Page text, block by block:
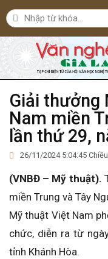
Giải thưởng
Nam miền
lần thứ 29,
26/11/2024 5:04:45 Chiều
(VNBĐ – Mỹ thuật).
miền Trung và Tây
Mỹ thuật Việt Nam
chức, diễn ra từ
tỉnh Khánh Hòa.